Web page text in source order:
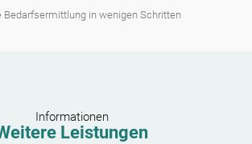
Bedarfsermittlung in wenigen Schritten
Informationen
Leistungen